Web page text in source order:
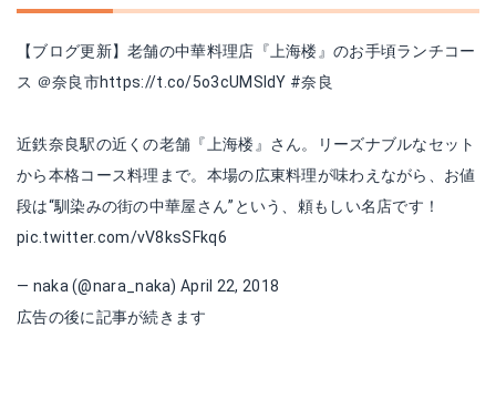
【ブログ更新】老舗の中華料理店『上海楼』のお手頃ランチコー
ス ＠奈良市https://t.co/5o3cUMSldY #奈良
近鉄奈良駅の近くの老舗『上海楼』さん。リーズナブルなセット
から本格コース料理まで。本場の広東料理が味わえながら、お値
段は“馴染みの街の中華屋さん”という、頼もしい名店です！
pic.twitter.com/vV8ksSFkq6
— naka (@nara_naka)April 22, 2018
広告の後に記事が続きます